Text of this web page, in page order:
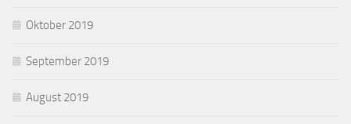
Oktober 2019
September 2019
August 2019